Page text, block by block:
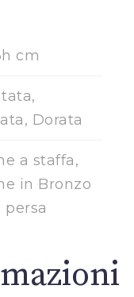
cm
Dorata
a staffa,
in Bronzo
persa